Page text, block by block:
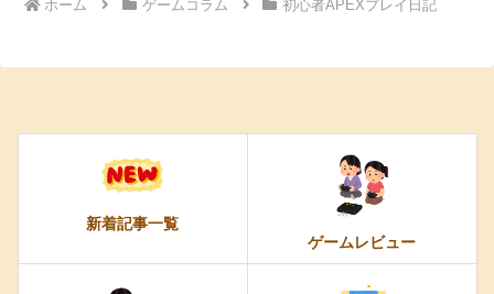
ホーム ゲームコラム 初心者APEXプレイ日記
新着記事一覧
ゲームレビュー